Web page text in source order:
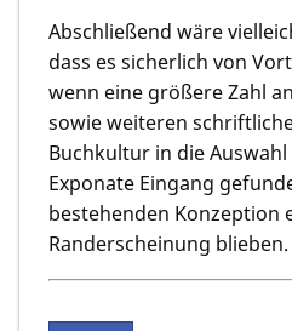
Abschließend wäre
dass es sicherlich von
wenn eine größere Zahl
sowie weiteren
Buchkultur in die
Exponate Eingang
bestehenden Konzeption
Randerscheinung